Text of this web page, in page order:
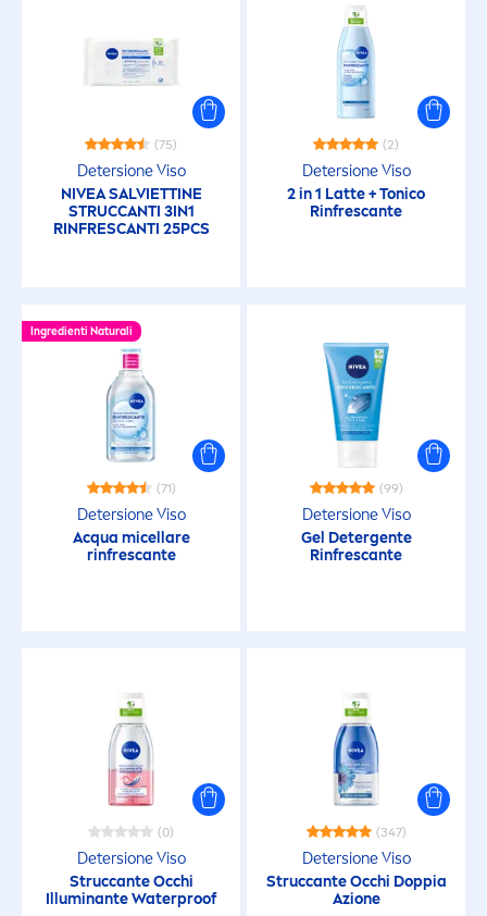
(75)
Detersione Viso
NIVEASALVIETTINE
STRUCCANTI 3IN1
RINFRESCANTI 25PCS
(2)
Detersione Viso
2 in 1 Latte + Tonico
Rinfrescante
Ingredienti Natural i
(71)
Detersione Viso
Acqua micellare
rinfrescante
(99)
Detersione Viso
Gel Detergente
Rinfrescante
(0)
Detersione Viso
Struccante Occhi
Illuminante Waterproof
(347)
Detersione Viso
Struccante Occhi Doppia
Azione